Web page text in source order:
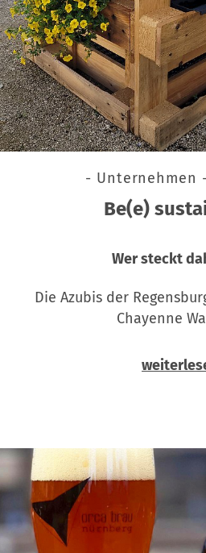
- Unternehmen
Be(e)
Wer steckt
Die Azubis der
Chayenne